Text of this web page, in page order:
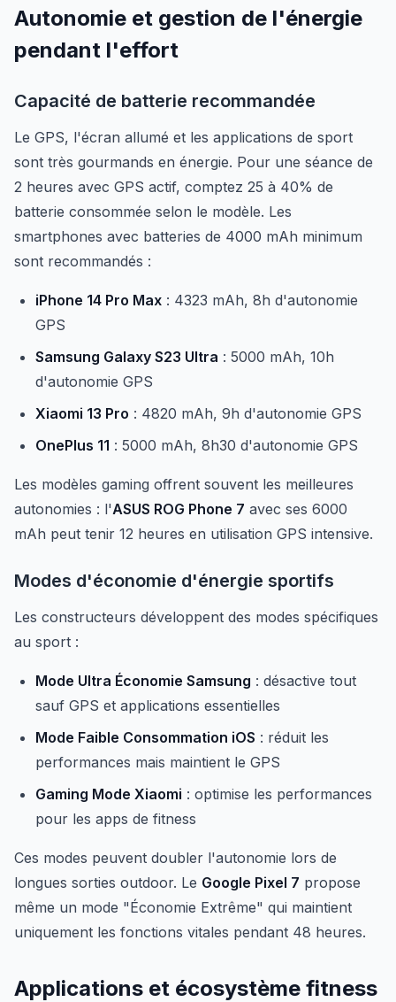
Autonomie et gestion de l'énergie
pendant l'effort
Capacité de batterie recommandée
Le GPS, l'écran allumé et les applications de sport
sont très gourmands en énergie. Pour une séance de
2 heures avec GPS actif, comptez 25 à 40% de
batterie consommée selon le modèle. Les
smartphones avec batteries de 4000 mAh minimum
sont recommandés :
iPhone 14 Pro Max : 4323 mAh, 8h d'autonomie
GPS
Samsung Galaxy S23 Ultra : 5000 mAh, 10h
d'autonomie GPS
Xiaomi 13 Pro : 4820 mAh, 9h d'autonomie GPS
OnePlus 11 : 5000 mAh, 8h30 d'autonomie GPS
Les modèles gaming offrent souvent les meilleures
autonomies : l'ASUS ROG Phone 7 avec ses 6000
mAh peut tenir 12 heures en utilisation GPS intensive.
Modes d'économie d'énergie sportifs
Les constructeurs développent des modes spécifiques
au sport :
Mode Ultra Économie Samsung : désactive tout
sauf GPS et applications essentielles
Mode Faible Consommation iOS : réduit les
performances mais maintient le GPS
Gaming Mode Xiaomi : optimise les performances
pour les apps de fitness
Ces modes peuvent doubler l'autonomie lors de
longues sorties outdoor. Le Google Pixel 7 propose
même un mode "Économie Extrême" qui maintient
uniquement les fonctions vitales pendant 48 heures.
Applications et écosystème fitness